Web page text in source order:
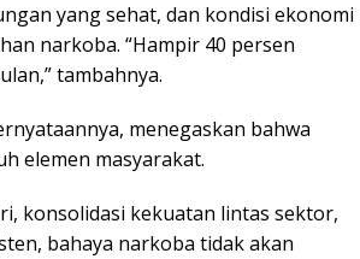
yang sehat, dan kondisi ekonomi
narkoba. “Hampir 40 persen
tambahnya.
menegaskan bahwa
elemen masyarakat.
konsolidasi kekuatan lintas sektor,
bahaya narkoba tidak akan